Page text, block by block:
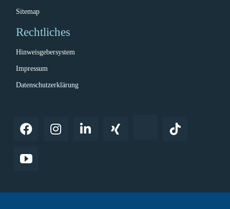
Sitemap
Rechtliches
Hinweisgebersystem
Impressum
Datenschutzerklärung